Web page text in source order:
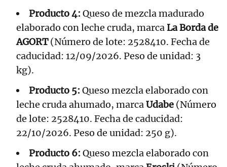
Producto 4: Queso de mezcla madurado
elaborado con leche cruda, marcaLa Borda de
AGORT(Número de lote: 2528410. Fecha de
caducidad: 12/09/2026. Peso de unidad: 3
kg).
Producto 5: Queso mezcla elaborado con
leche cruda ahumado, marcaUdabe (Número
de lote: 2528410. Fecha de caducidad:
22/10/2026. Peso de unidad: 250 g).
Producto 6: Queso mezcla elaborado con